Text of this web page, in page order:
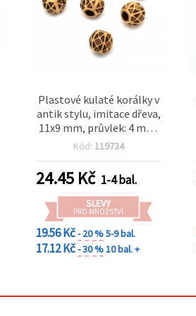
Plastové kulaté korálky v
antik stylu, imitace dřeva,
11x9 mm, průvlek: 4 mm,
hnědé – 50 g (~78 ks)
Kód: 119734
24.45 Kč 1-4 bal.
SLEVY
PRO MNOŽSTVÍ
19.56 Kč- 20 %5-9 bal.
17.12 Kč- 30 %10 bal. +